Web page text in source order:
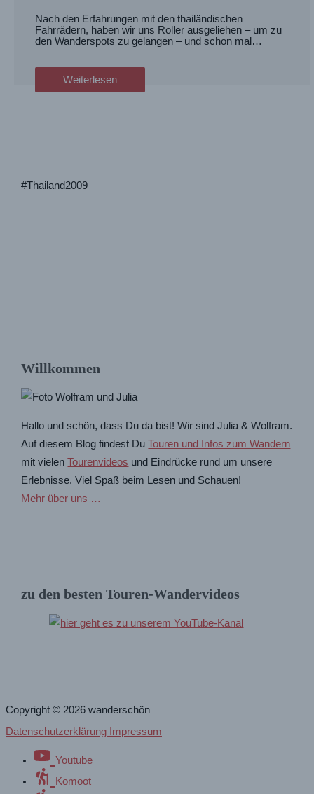
Willkommen
Hallo und schön, dass Du da bist! Wir sind Julia & Wolfram.
Auf diesem Blog findest DuTouren und Infos zum Wandern
mit vielenTourenvideos und Eindrücke rund um unsere
Erlebnisse. Viel Spaß beim Lesen und Schauen!
Mehr über uns …
zu den besten Touren-Wandervideos
Nach den Erfahrungen mit den thailändischen
Fahrrädern, haben wir uns Roller ausgeliehen – um zu
den Wanderspots zu gelangen – und schon mal…
Weiterlesen
#Thailand2009
Copyright © 2026 wanderschön
Datenschutzerklärung Impressum
Youtube
Komoot